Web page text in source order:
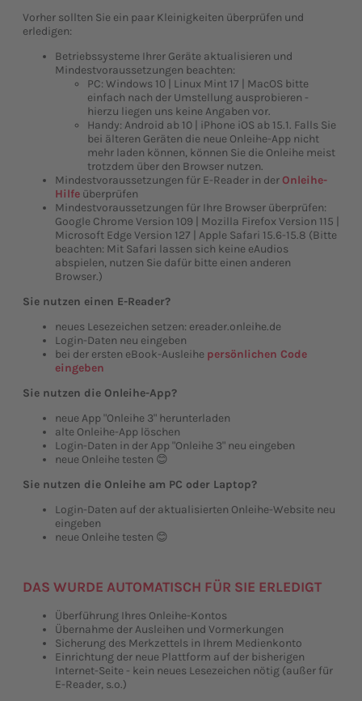
Vorher sollten Sie ein paar Kleinigkeiten überprüfen und
erledigen:
Betriebssysteme Ihrer Geräte aktualisieren und
Mindestvoraussetzungen beachten:
PC: Windows 10 | Linux Mint 17 | MacOS bitte
einfach nach der Umstellung ausprobieren -
hierzu liegen uns keine Angaben vor.
Handy: Android ab 10 | iPhone iOS ab 15.1. Falls Sie
bei älteren Geräten die neue Onleihe-App nicht
mehr laden können, können Sie die Onleihe meist
trotzdem über den Browser nutzen.
Mindestvoraussetzungen für E-Reader in der Onleihe-
Hilfe überprüfen
Mindestvoraussetzungen für Ihre Browser überprüfen:
Google Chrome Version 109 | Mozilla Firefox Version 115 |
Microsoft Edge Version 127 | Apple Safari 15.6-15.8 (Bitte
beachten: Mit Safari lassen sich keine eAudios
abspielen, nutzen Sie dafür bitte einen anderen
Browser.)
Sie nutzen einen E-Reader?
neues Lesezeichen setzen: ereader.onleihe.de
Login-Daten neu eingeben
bei der ersten eBook-Ausleihe persönlichen Code
eingeben
Sie nutzen die Onleihe-App?
neue App "Onleihe 3" herunterladen
alte Onleihe-App löschen
Login-Daten in der App "Onleihe 3" neu eingeben
neue Onleihe testen 😊
Sie nutzen die Onleihe am PC oder Laptop?
Login-Daten auf der aktualisierten Onleihe-Website neu
eingeben
neue Onleihe testen 😊
DAS WURDE AUTOMATISCH FÜR SIE ERLEDIGT
Überführung Ihres Onleihe-Kontos
Übernahme der Ausleihen und Vormerkungen
Sicherung des Merkzettels in Ihrem Medienkonto
Einrichtung der neue Plattform auf der bisherigen
Internet-Seite - kein neues Lesezeichen nötig (außer für
E-Reader, s.o.)